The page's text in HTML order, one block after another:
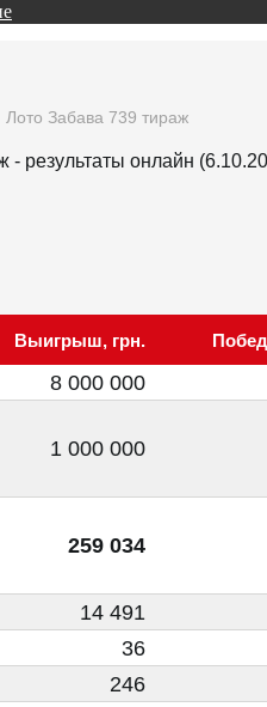
Лото Забава 739 тираж
результаты онлайн
Выигрыш, грн.
8 000 000
1 000 000
259 034
14 491
36
246